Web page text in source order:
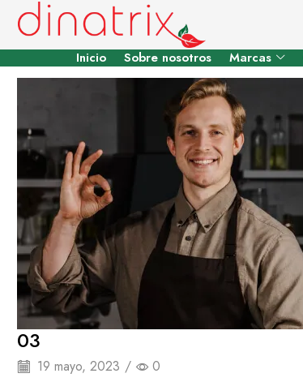
Inicio Sobre nosotros Marcas
03
19 mayo, 2023 / 0